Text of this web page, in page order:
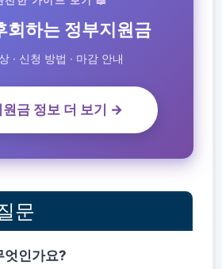
회하는 정부지원금
· 신청 방법 · 마감 안내
원금 정보 더 보기 →
문
엇인가요?